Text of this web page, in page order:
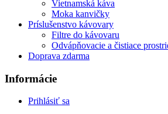
Vietnamská káva
Moka kanvičky
Príslušenstvo kávovary
Filtre do kávovaru
Odvápňovacie a čistiace
Doprava zdarma
Informácie
Prihlásiť sa